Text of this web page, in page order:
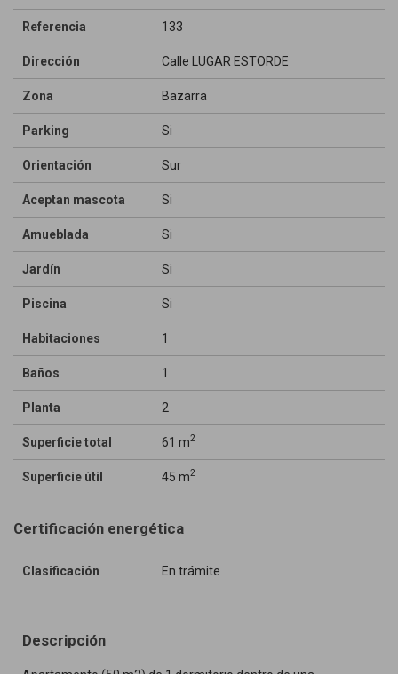
Referencia 133
Dirección Calle LUGAR ESTORDE
Zona Bazarra
Parking Si
Orientación Sur
Aceptan mascota Si
Amueblada Si
Jardín Si
Piscina Si
Habitaciones 1
Baños 1
Planta 2
Superficie total 61 m2
Superficie útil 45 m2
Certificación energética
Clasificación En trámite
Descripción